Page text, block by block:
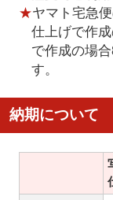
★ヤマト宅急
仕上げで作
で作成の場
す。
納期について